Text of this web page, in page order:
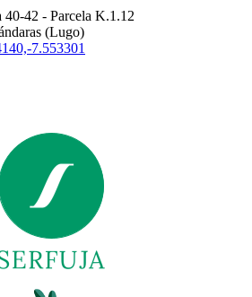
42 - Parcela K.1.12
(Lugo)
7.553301